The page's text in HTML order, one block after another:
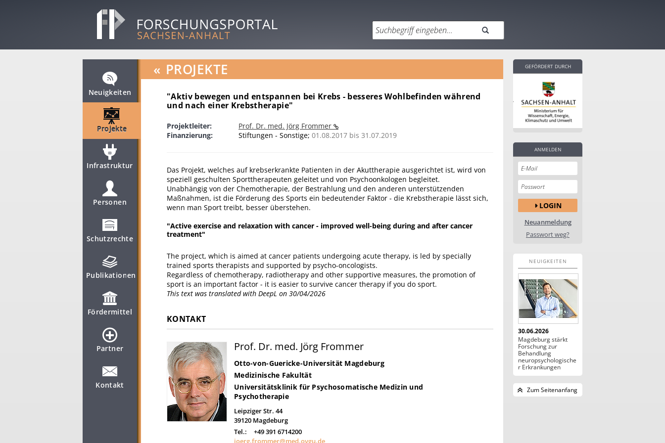
Neuigkeiten
Projekte
Infrastruktur
Personen
Schutzrechte
Publikationen
Fördermittel
Partner
Kontakt
« PROJEKTE
"Aktiv bewegen und entspannen bei Krebs - besseres Wohlbefinden während
und nach einer Krebstherapie"
Projektleiter:
Prof. Dr. med. Jörg Frommer
Finanzierung:
Stiftungen - Sonstige; 01.08.2017 bis 31.07.2019
Das Projekt, welches auf krebserkrankte Patienten in der Akuttherapie ausgerichtet ist, wird von
speziell geschulten Sporttherapeuten geleitet und von Psychoonkologen begleitet.
Unabhängig von der Chemotherapie, der Bestrahlung und den anderen unterstützenden
Maßnahmen, ist die Förderung des Sports ein bedeutender Faktor - die Krebstherapie lässt sich,
wenn man Sport treibt, besser überstehen.
"Active exercise and relaxation with cancer - improved well-being during and after cancer
treatment"
The project, which is aimed at cancer patients undergoing acute therapy, is led by specially
trained sports therapists and supported by psycho-oncologists.
Regardless of chemotherapy, radiotherapy and other supportive measures, the promotion of
sport is an important factor - it is easier to survive cancer therapy if you do sport.
This text was translated with DeepL on 30/04/2026
KONTAKT
Prof. Dr. med. Jörg Frommer
Otto-von-Guericke-Universität Magdeburg
Medizinische Fakultät
Universitätsklinik für Psychosomatische Medizin und
Psychotherapie
Leipziger Str. 44
39120 Magdeburg
Tel.:
+49 391 6714200
joerg.frommer@med.ovgu.de
GEFÖRDERT DURCH
ANMELDEN
LOGIN
Neuanmeldung
Passwort weg?
NEUIGKEITEN
30.06.2026
Magdeburg stärkt
Forschung zur
Behandlung
neuropsychologische
r Erkrankungen
Zum Seitenanfang